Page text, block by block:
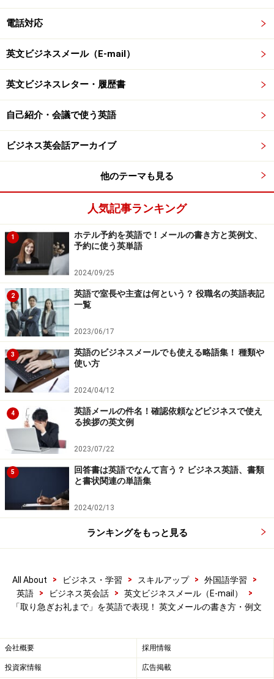
相手が出張で訪問してくれたときのお礼メ
ール返信文例
Dear Mr. Palmer:
Thank you very much for visiting our company.
We are very pleased to know that you enjoyed your stay
in Los Angels.
We hope to see you again in the near future in Berlin.
James Rosenberg
【日本語訳】
パーマー様
過日は、弊社をご訪問くださり、誠にありがとうござい
ました。
ロサンゼルス滞在をお楽しみいただけたご様子、大変う
れしく存じます。また、近いうちにベルリンでお会いで
きますことを祈念いたしております。
敬具
ジェームズ・ローゼンバーグ
会合（meeting）でおもてなしを受けたこ
Dear ○○○:
you was very enjoyable and rewarding.
電話対応
英文ビジネスメール（E-mail）
英文ビジネスレター・履歴書
自己紹介・会議で使う英語
ビジネス英会話アーカイブ
他のテーマも見る
人気記事ランキング
1
ホテル予約を英語で！メールの書き方と英例文、
予約に使う英単語
2024/09/25
2
英語で室長や主査は何という？ 役職名の英語表記
一覧
2023/06/17
3
英語のビジネスメールでも使える略語集！ 種類や
使い方
2024/04/12
4
英語メールの件名！確認依頼などビジネスで使え
る挨拶の英文例
2023/07/22
5
回答書は英語でなんて言う？ ビジネス英語、書類
と書状関連の単語集
2024/02/13
ランキングをもっと見る
All About > ビジネス・学習 > スキルアップ > 外国語学習
>
英語
> ビジネス英会話 > 英文ビジネスメール（E-mail）
>
「取り急ぎお礼まで」を英語で表現！ 英文メールの書き方・例文
会社概要 採用情報
投資家情報 広告掲載